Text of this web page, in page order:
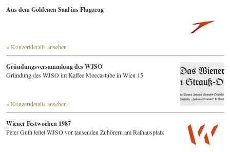
Aus dem Goldenen Saal ins Flugzeug
» Konzertdetails ansehen
Gründungsversammlung des WJSO
Gründung des WJSO im Kaffee Moccastube in Wien 15
» Konzertdetails ansehen
Wiener Festwochen 1987
Peter Guth leitet WJSO vor tausenden Zuhörern am Rathausplatz